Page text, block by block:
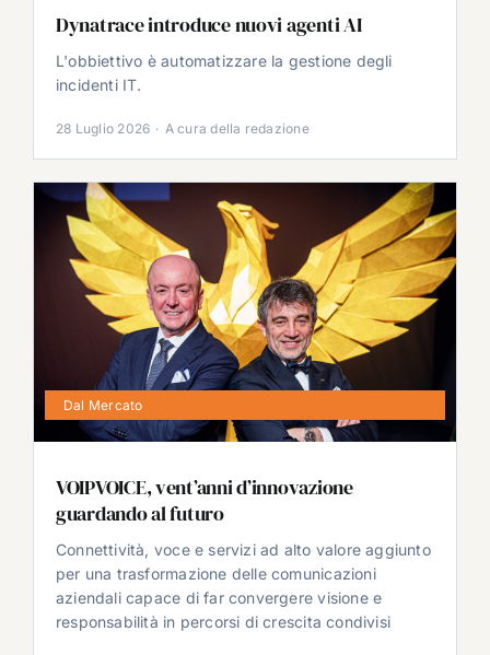
Dynatrace introduce nuovi agenti AI
L'obbiettivo è automatizzare la gestione degli
incidenti IT.
28 Luglio 2026 · A cura della redazione
Dal Mercato
VOIPVOICE, vent’anni d’innovazione
guardando al futuro
Connettività, voce e servizi ad alto valore aggiunto
per una trasformazione delle comunicazioni
aziendali capace di far convergere visione e
responsabilità in percorsi di crescita condivisi